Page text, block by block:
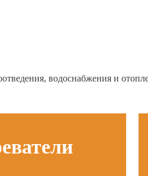
водоснабжения и